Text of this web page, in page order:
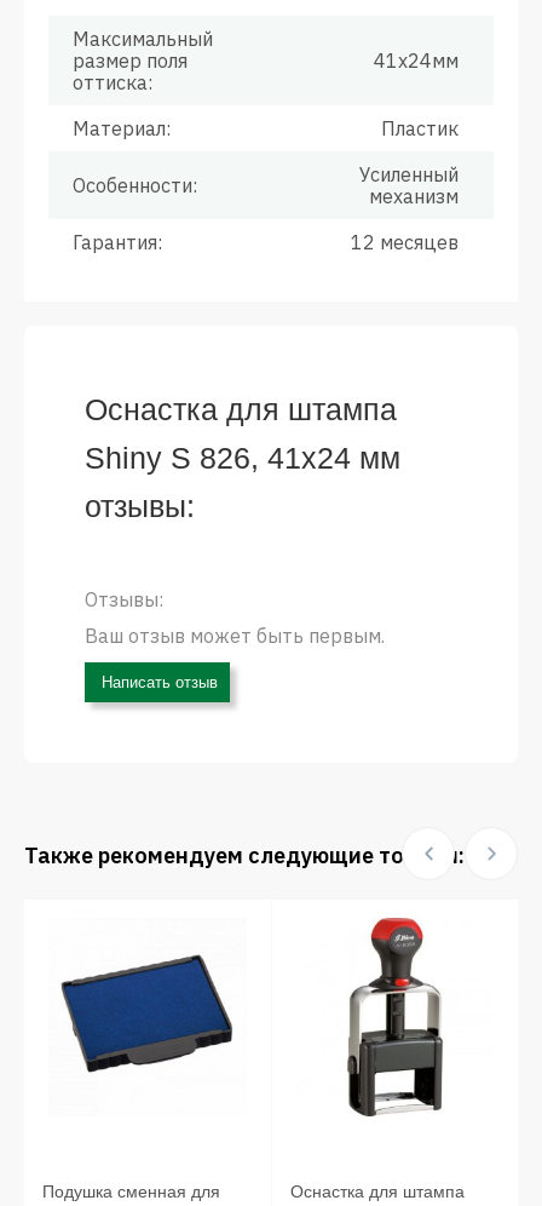
Максимальный
размер поля
оттиска:
41х24мм
Материал: Пластик
Особенности:
Усиленный
механизм
Гарантия:
12 месяцев
Оснастка для штампа
Shiny S 826, 41х24 мм
отзывы:
Отзывы:
Ваш отзыв может быть первым.
Написать отзыв
Также рекомендуем следующие товары:
Подушка сменная для
Оснастка для штампа